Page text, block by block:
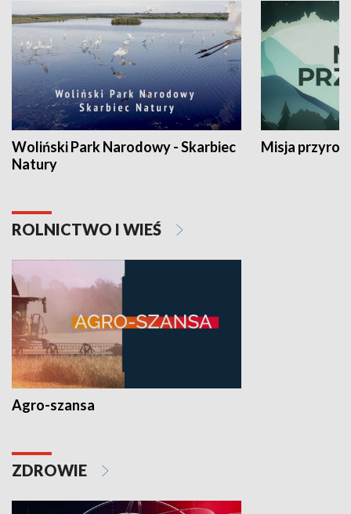
Woliński Park Narodowy - Skarbiec
Natury
Misja
ROLNICTWO I WIEŚ
Agro-szansa
ZDROWIE